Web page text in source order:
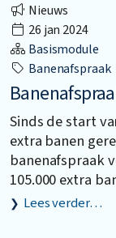
Nieuws
26 jan 2024
Basismodule
Banenafspraak
Sinds de start
extra banen
banenafspraak
105.000 extra
Lees verder…